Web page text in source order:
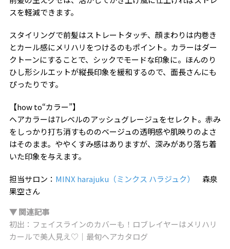
スを軽減できます。
スタイリングで前髪はストレートタッチ、顔まわりは内巻き
とカール感にメリハリをつけるのもポイント。カラーはダー
クトーンにすることで、シックでモードな印象に。ほんのり
ひし形シルエットが縦長印象を緩和するので、面長さんにも
ぴったりです。
【how to“カラー”】
ヘアカラーは7レベルのアッシュグレージュをセレクト。赤み
をしっかり打ち消すもののベージュの透明感や肌映りのよさ
はそのまま。ややくすみ感はありますが、深みがあり落ち着
いた印象を与えます。
担当サロン： MINX harajuku（ミンクス ハラジュク）
森泉
果空さん
▼ 関連記事
初出：フェイスラインのカバーも！ロブレイヤーはメリハリ
カールで美人見え♡｜最旬ヘアカタログ